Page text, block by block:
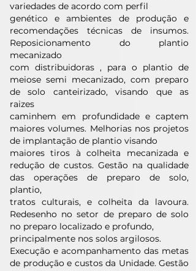
variedades de acordo com perfil
genético e ambientes de produção e
recomendações técnicas de insumos.
Reposicionamento do plantio
mecanizado
com distribuidoras , para o plantio de
meiose semi mecanizado, com preparo
de solo canteirizado, visando que as
raizes
caminhem em profundidade e captem
maiores volumes. Melhorias nos projetos
de implantação de plantio visando
maiores tiros à colheita mecanizada e
redução de custos. Gestão na qualidade
das operações de preparo de solo,
plantio,
tratos culturais, e colheita da lavoura.
Redesenho no setor de preparo de solo
no preparo localizado e profundo,
principalmente nos solos argilosos.
Execução e acompanhamento das metas
de produção e custos da Unidade. Gestão